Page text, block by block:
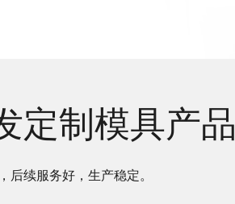
定制模具产品
续服务好，生产稳定。